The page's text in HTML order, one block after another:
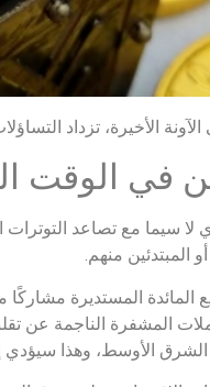
الأخيرة، تزداد
في الوقت
لا سيما مع تصاعد
المبتدئين منهم.
المستديرة
المشفرة الناجمة عن
الأوسط، وهذا سيؤدي إلى